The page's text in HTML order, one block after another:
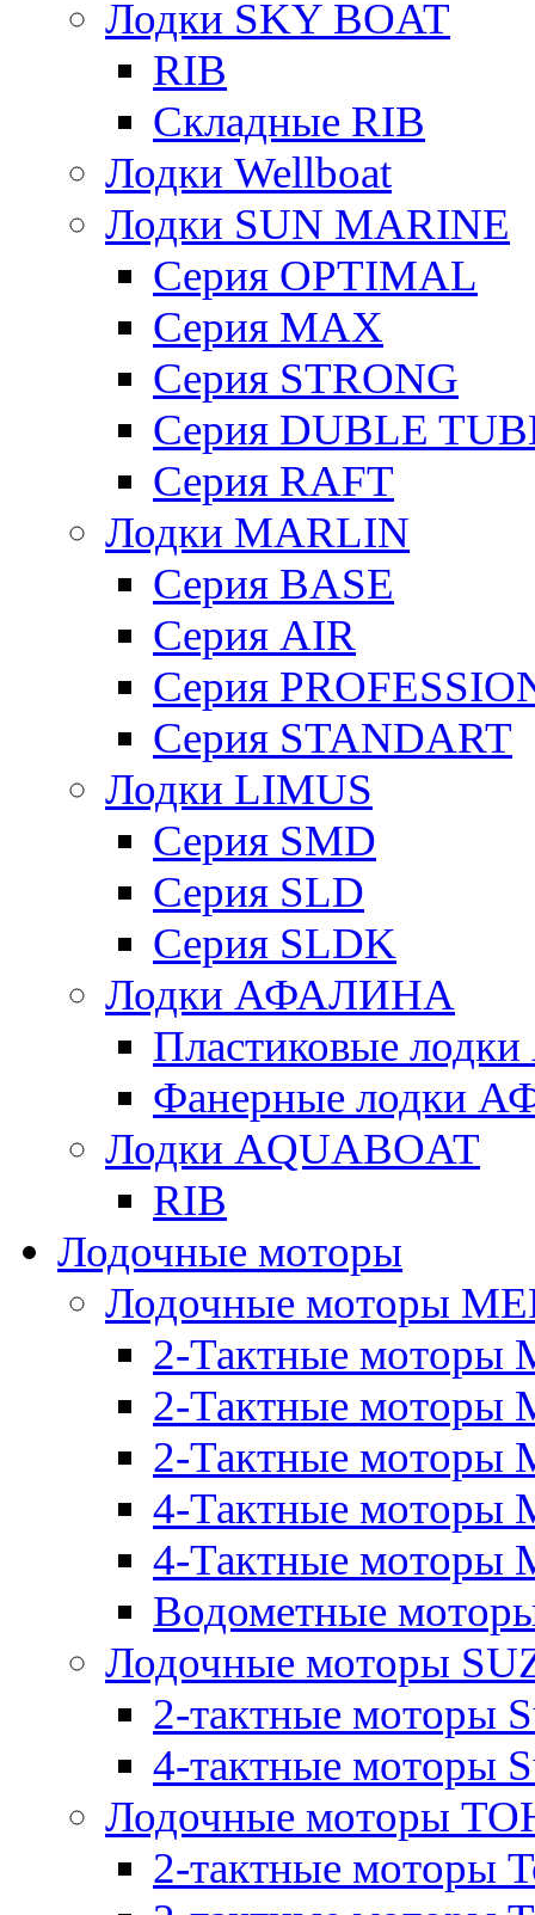
Лодки SKY BOAT
RIB
Складные RIB
Лодки Wellboat
Лодки SUN MARINE
Серия OPTIMAL
Cерия MAX
Cерия STRONG
Серия DUBLE
Серия RAFT
Лодки MARLIN
Серия BASE
Серия AIR
Серия
Серия STANDART
Лодки LIMUS
Серия SMD
Серия SLD
Серия SLDK
Лодки АФАЛИНА
Пластиковые
Фанерные лодки
Лодки AQUABOAT
RIB
Лодочные моторы
Лодочные моторы
2-Тактные моторы
2-Тактные моторы
2-Тактные моторы
4-Тактные моторы
4-Тактные моторы
Водометные
Лодочные моторы
2-тактные моторы
4-тактные моторы
Лодочные моторы
2-тактные моторы